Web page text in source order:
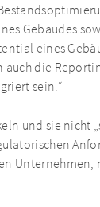
Gebäudes
eines
die
sein.“
und sie nicht
Unternehmen,